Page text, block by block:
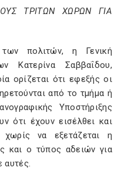
ΤΡΙΤΩΝ ΧΩΡΩΝ ΓΙΑ
πολιτών, η Γενική
Κατερίνα Σαββαΐδου,
ορίζεται ότι εφεξής οι
από το τμήμα ή
Υποστήριξης
ότι έχουν εισέλθει και
να εξετάζεται η
και ο τύπος αδειών για
αυτές.